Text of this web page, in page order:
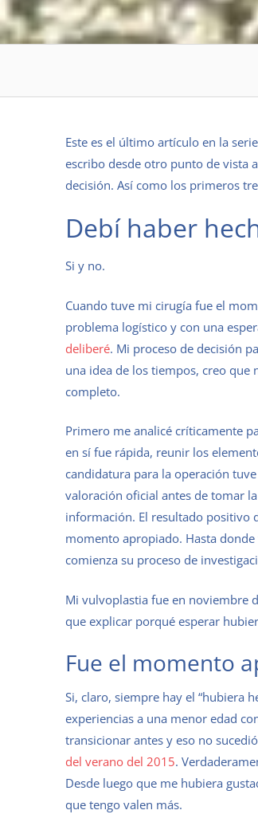
Este es el último artículo en la
escribo desde otro punto de vista
decisión. Así como los primeros
Debí haber
Si y no.
Cuando tuve mi cirugía fue el
problema logístico y con una
deliberé. Mi proceso de decisión
una idea de los tiempos, creo que
completo.
Primero me analicé críticamente
en sí fue rápida, reunir los
candidatura para la operación
valoración oficial antes de tomar
información. El resultado positivo
momento apropiado. Hasta
comienza su proceso de
Mi vulvoplastia fue en noviembre
que explicar porqué esperar
Fue el momento
Si, claro, siempre hay el “hubiera
experiencias a una menor edad
transicionar antes y eso no
del verano del 2015.
Desde luego que me hubiera
que tengo valen más.